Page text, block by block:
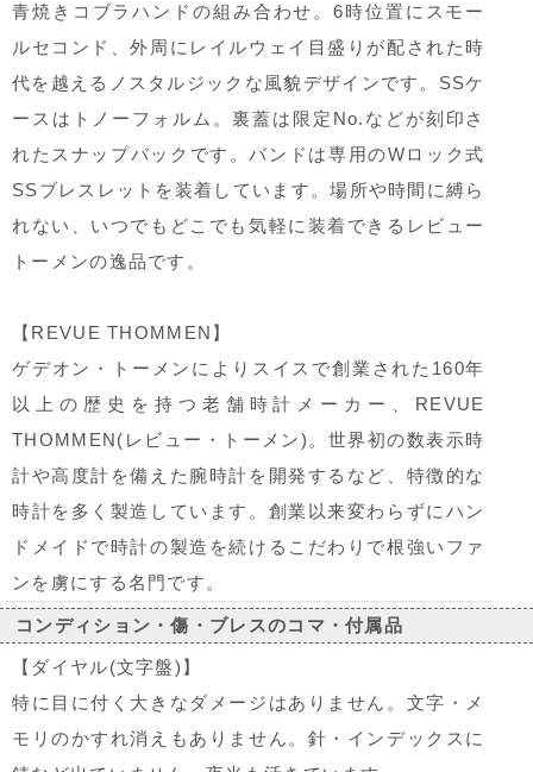
青焼きコブラハンドの組み合わせ。6時位置にスモー
ルセコンド、外周にレイルウェイ目盛りが配された時
代を越えるノスタルジックな風貌デザインです。SSケ
ースはトノーフォルム。裏蓋は限定No.などが刻印さ
れたスナップバックです。バンドは専用のWロック式
SSブレスレットを装着しています。場所や時間に縛ら
れない、いつでもどこでも気軽に装着できるレビュー
トーメンの逸品です。
【REVUE THOMMEN】
ゲデオン・トーメンによりスイスで創業された160年
以上の歴史を持つ老舗時計メーカー、REVUE
THOMMEN(レビュー・トーメン)。世界初の数表示時
計や高度計を備えた腕時計を開発するなど、特徴的な
時計を多く製造しています。創業以来変わらずにハン
ドメイドで時計の製造を続けるこだわりで根強いファ
ンを虜にする名門です。
コンディション・傷・ブレスのコマ・付属品
【ダイヤル(文字盤)】
特に目に付く大きなダメージはありません。文字・メ
モリのかすれ消えもありません。針・インデックスに